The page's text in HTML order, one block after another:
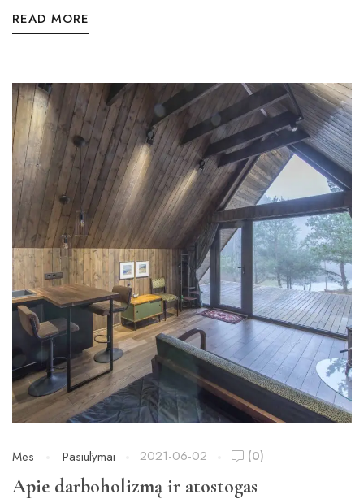
READ MORE
Mes Pasiūlymai 2021-06-02 (0)
Apie darboholizmą ir atostogas